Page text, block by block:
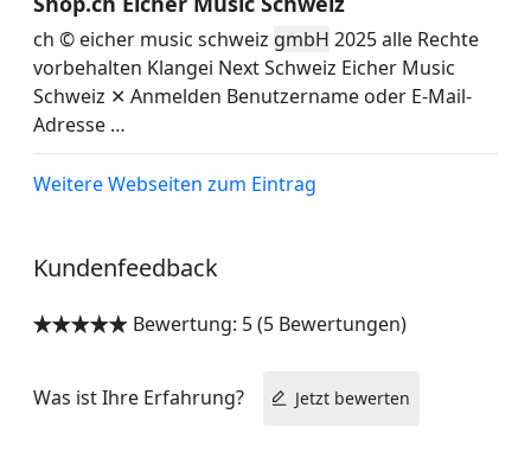
ch © eicher music schweiz gmbH 2025 alle Rechte
vorbehalten Klangei Next Schweiz Eicher Music
Schweiz ✕ Anmelden Benutzername oder E-Mail-
Adresse …
Weitere Webseiten zum Eintrag
Kundenfeedback

 Bewertung: 5 (5 Bewertungen)
Was ist Ihre Erfahrung? Jetzt bewerten